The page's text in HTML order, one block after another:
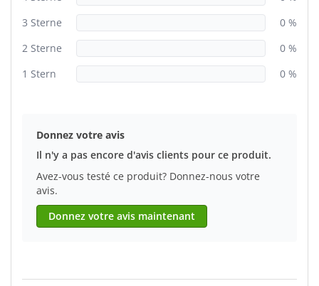
3 Sterne
0 %
2 Sterne
0 %
1 Stern
0 %
Donnez votre avis
Il n'y a pas encore d'avis clients pour ce produit.
Avez-vous testé ce produit? Donnez-nous votre
avis.
Donnez votre avis maintenant